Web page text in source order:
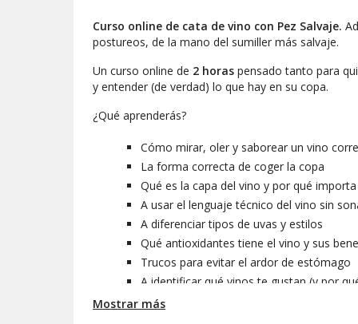
Curso online de cata de vino con Pez Salvaje.
postureos, de la mano del sumiller más salvaje.
Un curso online de 2 horas pensado tanto para
y entender (de verdad) lo que hay en su copa.
¿Qué aprenderás?
Cómo mirar, oler y saborear un vino
La forma correcta de coger la copa
Qué es la capa del vino y por qué importa
A usar el lenguaje técnico del vino sin
A diferenciar tipos de uvas y estilos
Qué antioxidantes tiene el vino y sus
Trucos para evitar el ardor de estómago
A identificar qué vinos te gustan (y por
Cuáles son las DOP más premiadas
Mostrar más